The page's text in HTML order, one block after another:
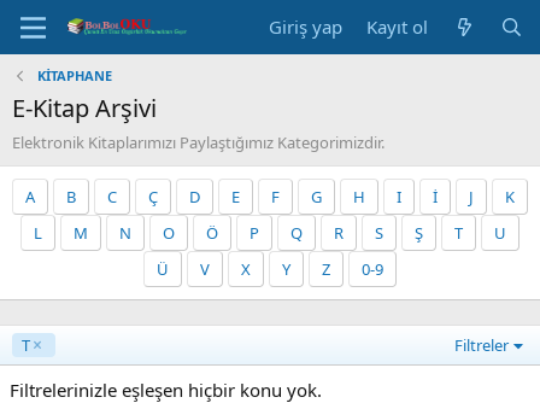
Giriş yap Kayıt ol
KİTAPHANE
E-Kitap Arşivi
Elektronik Kitaplarımızı Paylaştığımız Kategorimizdir.
A B C Ç D E F G H I İ J
K
L
M N O Ö P Q R S Ş T
U
Ü
V X Y Z 0-9
T Filtreler
Filtrelerinizle eşleşen hiçbir konu yok.